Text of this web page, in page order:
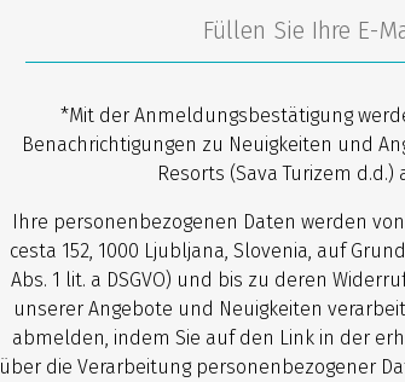
*Mit der Anmeldungsbestätigung
Benachrichtigungen zu Neuigkeiten und
Resorts (Sava Turizem d.d.)
Ihre personenbezogenen Daten werden von
cesta 152, 1000 Ljubljana, Slovenia, auf
Abs. 1 lit. a DSGVO) und bis zu deren
unserer Angebote und Neuigkeiten
abmelden, indem Sie auf den Link in der
über die Verarbeitung personenbezogener